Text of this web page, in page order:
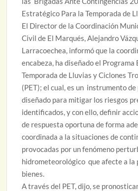
Estratégico Para la Temporada de
El Director de la Coordinación
Civil de El Marqués, Alejandro
Larracoechea, informó que la
encabeza, ha diseñado el
Temporada de Lluvias y Ciclones
(PET); el cual, es un instrumento
diseñado para mitigar los riesgos
identificados, y con ello, definir
de respuesta oportuna de forma
coordinada a la situaciones de
provocadas por un fenómeno
hidrometeorológico que afecte a la
bienes.
A través del PET, dijo, se